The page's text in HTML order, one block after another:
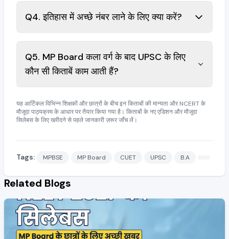
Q4. इतिहास में अच्छे नंबर लाने के लिए क्या करें?
Q5. MP Board कला वर्ग के बाद UPSC के लिए
कौन सी किताबें काम आती हैं?
यह आर्टिकल विभिन्न शिक्षकों और छात्रों के बीच इन किताबों की मान्यता और NCERT के
मौजूदा पाठ्यक्रम के आधार पर तैयार किया गया है। किताबों के नए एडिशन और मौजूदा
सिलेबस के लिए खरीदने से पहले जानकारी ज़रूर जाँच लें।
Tags: MPBSE MP Board CUET UPSC B.A
Related Blogs